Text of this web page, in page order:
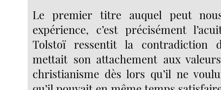
Le premier titre auquel peut
expérience, c’est précisément
Tolstoï ressentit la contradiction
mettait son attachement aux
christianisme dès lors qu’il ne